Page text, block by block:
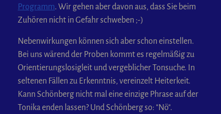
Programm. Wir gehen aber davon aus, dass Sie beim
Zuhören nicht in Gefahr schweben ;-)
Nebenwirkungen können sich aber schon einstellen.
Bei uns wärend der Proben kommt es regelmäßig zu
Orientierungslosigleit und vergeblicher Tonsuche. In
seltenen Fällen zu Erkenntnis, vereinzelt Heiterkeit.
Kann Schönberg nicht mal eine einzige Phrase auf der
Tonika enden lassen? Und Schönberg so: "Nö".